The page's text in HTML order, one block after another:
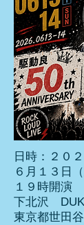
日時：２０
６月１３日
１９時開演
下北沢
東京都世田